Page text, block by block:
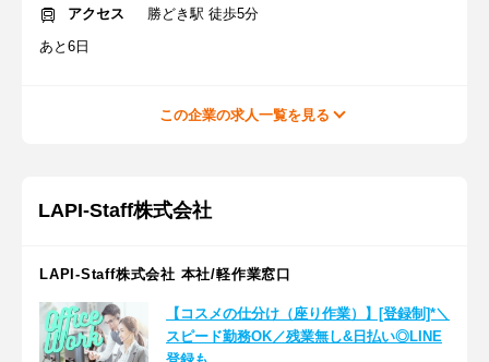
アクセス
勝どき駅 徒歩5分
あと6日
この企業の求人一覧を見る
LAPI-Staff株式会社
LAPI-Staff株式会社 本社/軽作業窓口
【コスメの仕分け（座り作業）】[登録制]*＼
スピード勤務OK／残業無し&日払い◎LINE